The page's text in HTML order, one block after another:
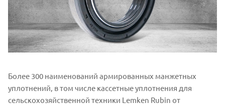
Более 300 наименований армированных манжетных
уплотнений, в том числе кассетные уплотнения для
сельскохозяйственной техники Lemken Rubin от